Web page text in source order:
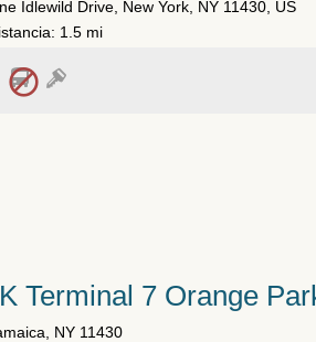
Idlewild Drive, New York, NY 11430, US
1.5 mi
Terminal 7 Orange
NY 11430